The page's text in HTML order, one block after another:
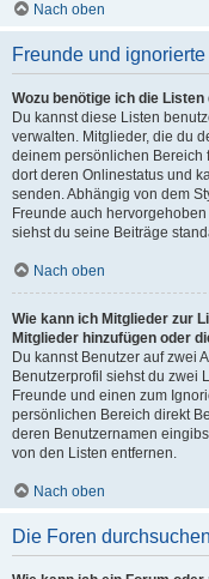
Nach oben
Freunde und
Wozu benötige ich die
Du kannst diese Listen
verwalten. Mitglieder, die du
deinem persönlichen Bereich
dort deren Onlinestatus und
senden. Abhängig von dem
Freunde auch
siehst du seine Beiträge
Nach oben
Wie kann ich Mitglieder zur
Mitglieder hinzufügen oder
Du kannst Benutzer auf zwei
Benutzerprofil siehst du zwei
Freunde und einen zum
persönlichen Bereich direkt
deren Benutzernamen
von den Listen entfernen.
Nach oben
Die Foren durchsuchen